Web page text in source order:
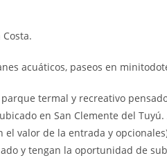
acuáticos, paseos en
termal y recreativo
en San Clemente del
valor de la entrada y
y tengan la oportunidad de